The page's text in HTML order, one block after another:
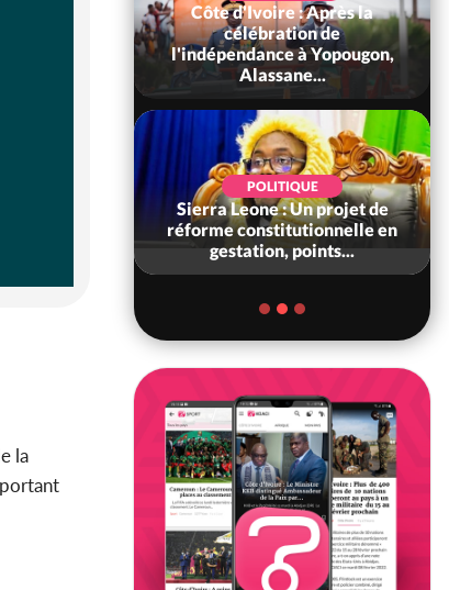
la
Côte d'Ivoire : Après la
célébration de
l'indépendance à Yopougon,
Alassane...
POLITIQUE
Sierra Leone : Un projet de
réforme constitutionnelle en
gestation, points...